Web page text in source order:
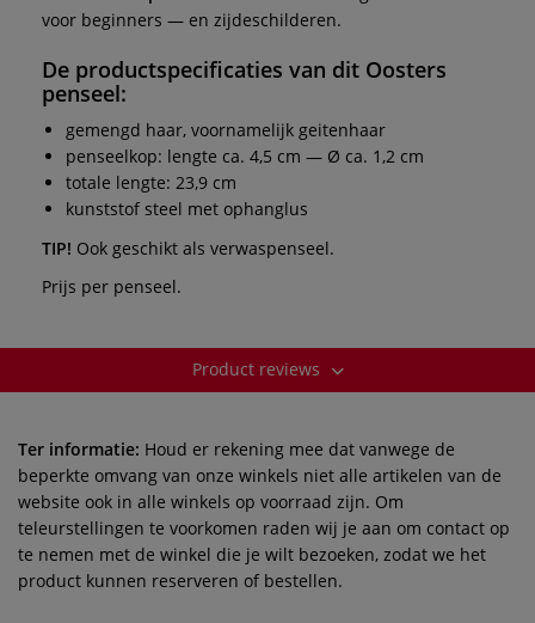
voor beginners — en zijdeschilderen.
De productspecificaties van dit Oosters
penseel:
gemengd haar, voornamelijk geitenhaar
penseelkop: lengte ca. 4,5 cm — Ø ca. 1,2 cm
totale lengte: 23,9 cm
kunststof steel met ophanglus
TIP! Ook geschikt als verwaspenseel.
Prijs per penseel.
Product reviews
Ter informatie: Houd er rekening mee dat vanwege de
beperkte omvang van onze winkels niet alle artikelen van de
website ook in alle winkels op voorraad zijn. Om
teleurstellingen te voorkomen raden wij je aan om contact op
te nemen met de winkel die je wilt bezoeken, zodat we het
product kunnen reserveren of bestellen.